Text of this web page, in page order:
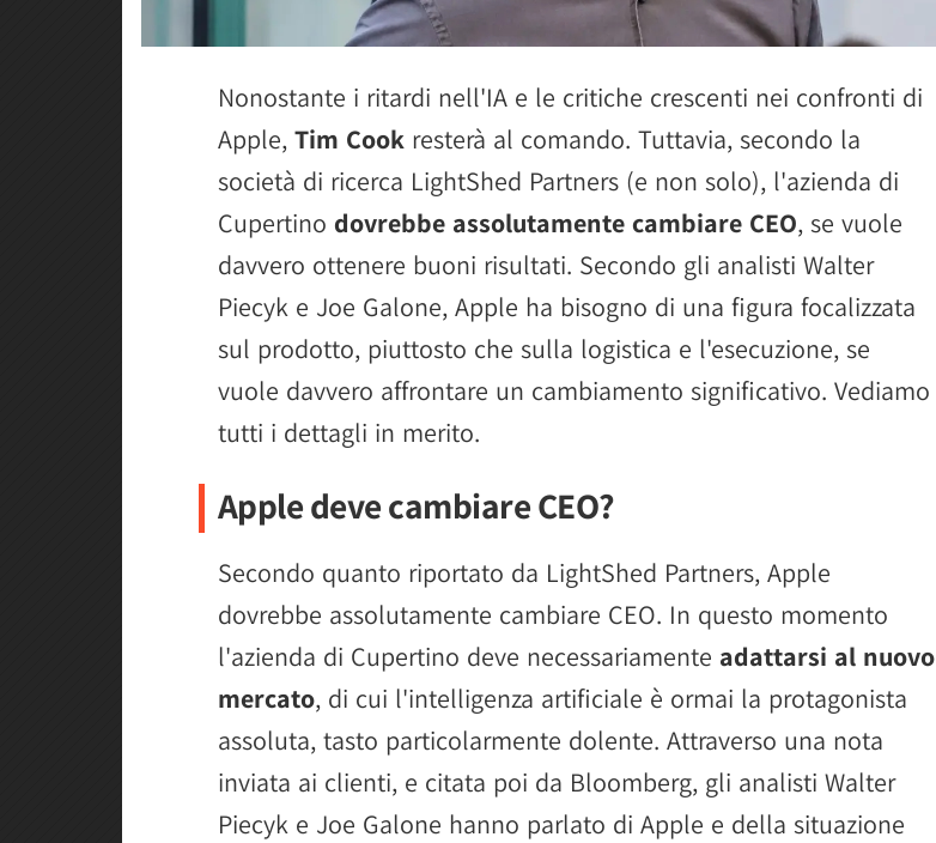
Nonostante i ritardi nell'IA e le critiche crescenti nei confronti di
Apple, Tim Cook resterà al comando. Tuttavia, secondo la
società di ricerca LightShed Partners (e non solo), l'azienda di
Cupertino dovrebbe assolutamente cambiare CEO, se vuole
davvero ottenere buoni risultati. Secondo gli analisti Walter
Piecyk e Joe Galone, Apple ha bisogno di una figura focalizzata
sul prodotto, piuttosto che sulla logistica e l'esecuzione, se
vuole davvero affrontare un cambiamento significativo. Vediamo
tutti i dettagli in merito.
Apple deve cambiare CEO?
Secondo quanto riportato da LightShed Partners, Apple
dovrebbe assolutamente cambiare CEO. In questo momento
l'azienda di Cupertino deve necessariamente adattarsi al nuovo
mercato, di cui l'intelligenza artificiale è ormai la protagonista
assoluta, tasto particolarmente dolente. Attraverso una nota
inviata ai clienti, e citata poi da Bloomberg, gli analisti Walter
Piecyk e Joe Galone hanno parlato di Apple e della situazione